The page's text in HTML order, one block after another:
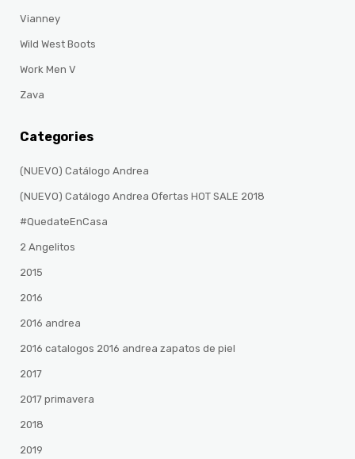
Vianney
Wild West Boots
Work Men V
Zava
Categories
(NUEVO) Catálogo Andrea
(NUEVO) Catálogo Andrea Ofertas HOT SALE 2018
#QuedateEnCasa
2 Angelitos
2015
2016
2016 andrea
2016 catalogos 2016 andrea zapatos de piel
2017
2017 primavera
2018
2019